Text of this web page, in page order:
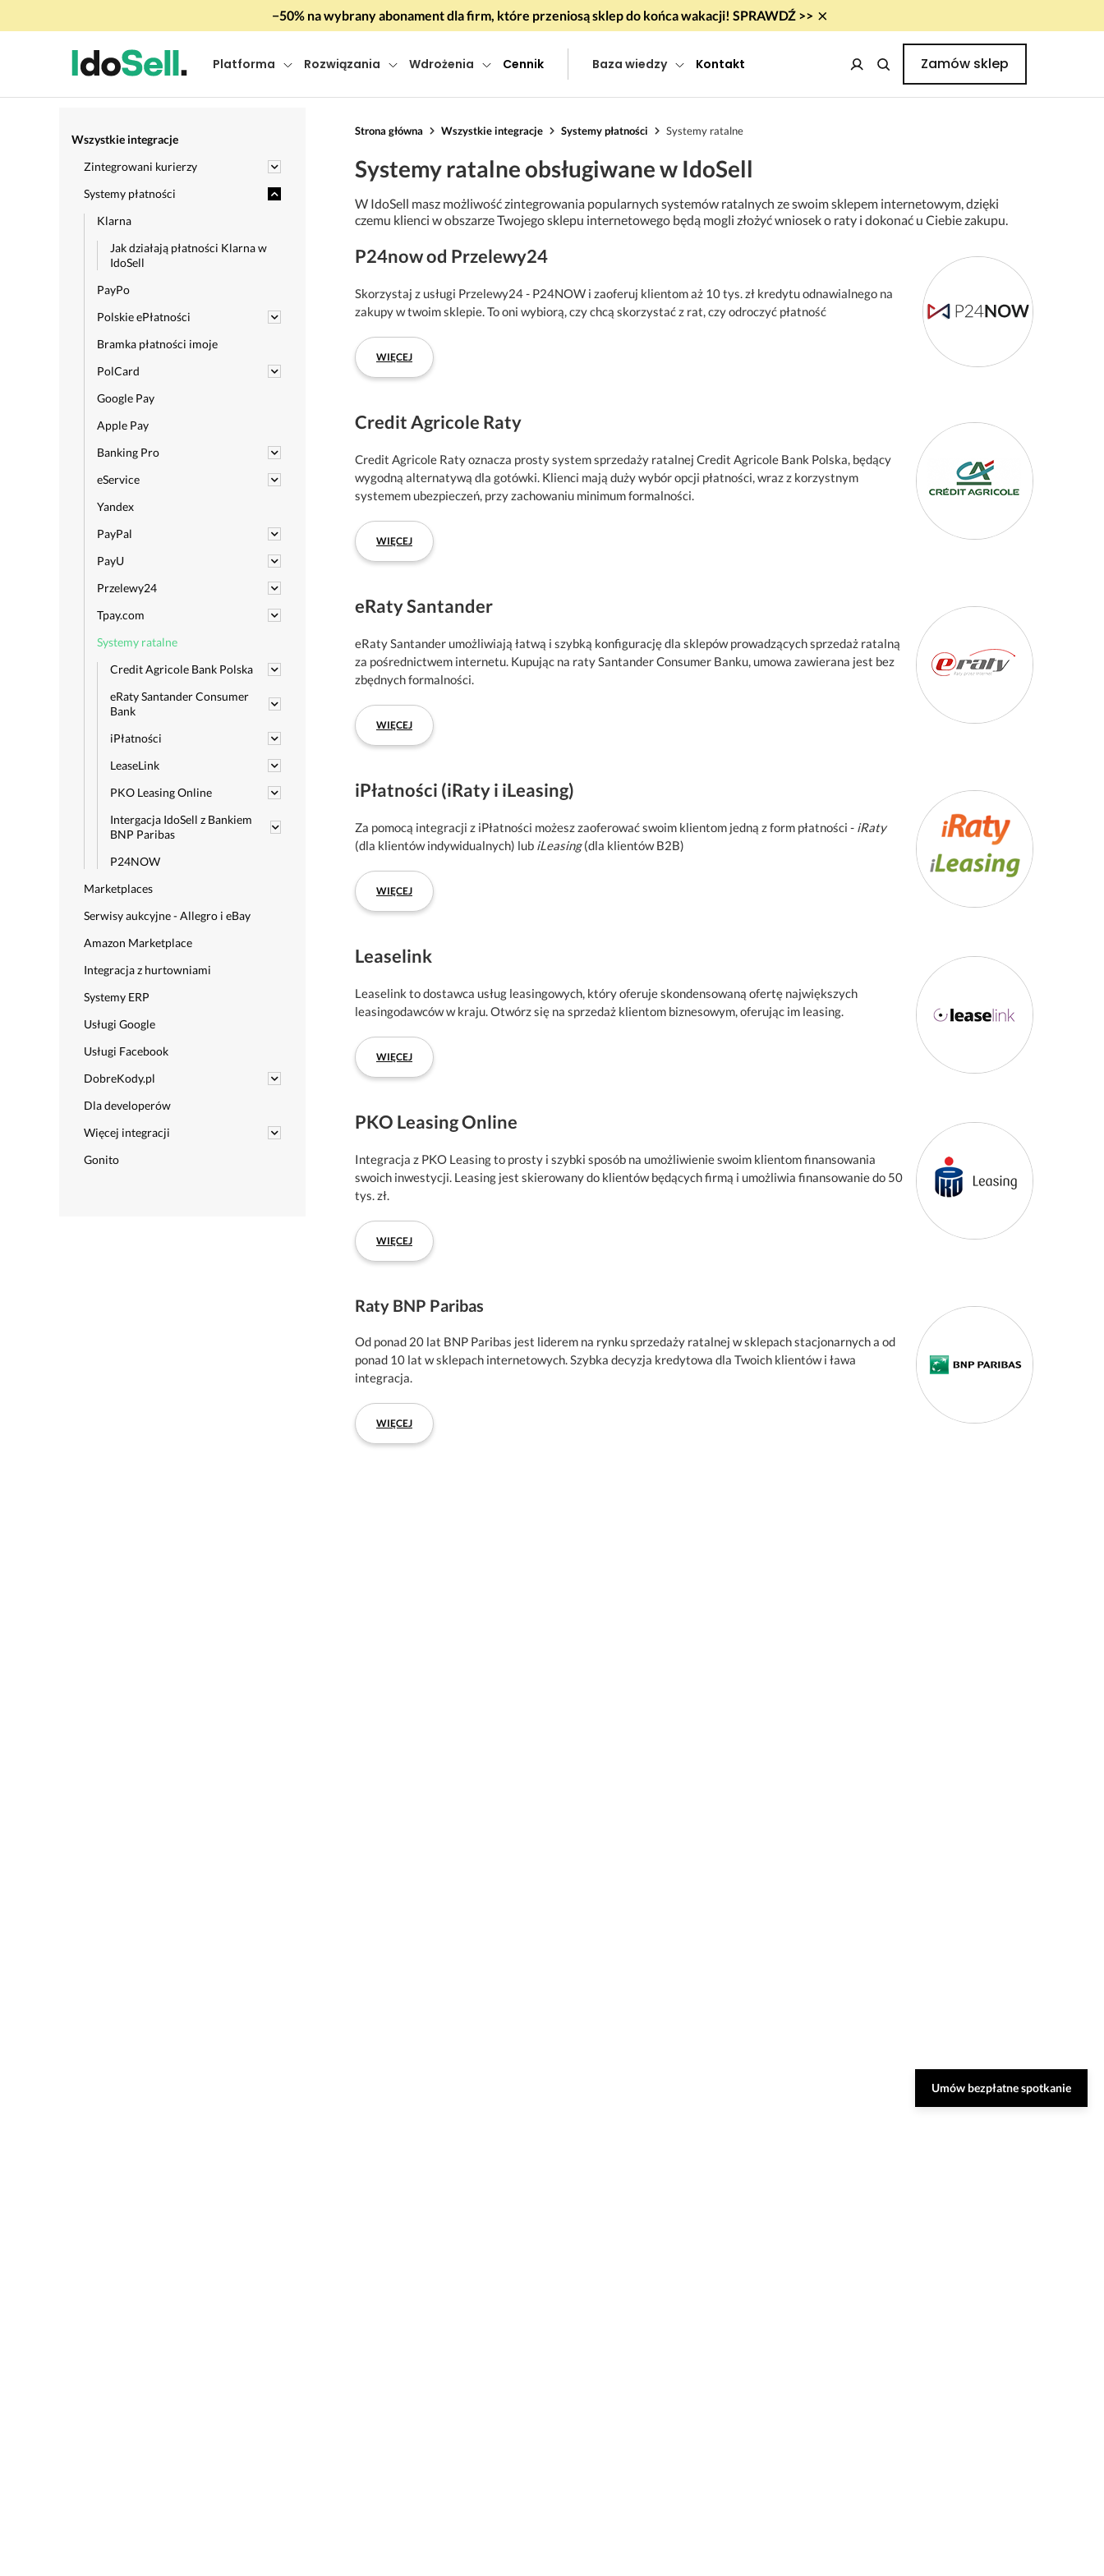
−50% na wybrany abonament dla firm, które przeniosą sklep do końca wakacji! SPRAWDŹ >> ×
Platforma Rozwiązania Wdrożenia Cennik Baza wiedzy Kontakt Zamów sklep
Wszystkie integracje
Zintegrowani kurierzy
Systemy płatności
Klarna
Jak działają płatności Klarna w
IdoSell
PayPo
Polskie ePłatności
Bramka płatności imoje
PolCard
Google Pay
Apple Pay
Banking Pro
eService
Yandex
PayPal
PayU
Przelewy24
Tpay.com
Systemy ratalne
Credit Agricole Bank Polska
eRaty Santander Consumer
Bank
iPłatności
LeaseLink
PKO Leasing Online
Intergacja IdoSell z Bankiem
BNP Paribas
P24NOW
Marketplaces
Serwisy aukcyjne - Allegro i eBay
Amazon Marketplace
Integracja z hurtowniami
Systemy ERP
Usługi Google
Usługi Facebook
DobreKody.pl
Dla developerów
Więcej integracji
Gonito
Strona główna Wszystkie integracje Systemy płatności Systemy ratalne
Systemy ratalne obsługiwane w IdoSell
W IdoSell masz możliwość zintegrowania popularnych systemów ratalnych ze swoim sklepem internetowym, dzięki
czemu klienci w obszarze Twojego sklepu internetowego będą mogli złożyć wniosek o raty i dokonać u Ciebie zakupu.
P24now od Przelewy24
Skorzystaj z usługi Przelewy24 - P24NOW i zaoferuj klientom aż 10 tys. zł kredytu odnawialnego na
zakupy w twoim sklepie. To oni wybiorą, czy chcą skorzystać z rat, czy odroczyć płatność
WIĘCEJ
Credit Agricole Raty
Credit Agricole Raty oznacza prosty system sprzedaży ratalnej Credit Agricole Bank Polska, będący
wygodną alternatywą dla gotówki. Klienci mają duży wybór opcji płatności, wraz z korzystnym
systemem ubezpieczeń, przy zachowaniu minimum formalności.
WIĘCEJ
eRaty Santander
eRaty Santander umożliwiają łatwą i szybką konfigurację dla sklepów prowadzących sprzedaż ratalną
za pośrednictwem internetu. Kupując na raty Santander Consumer Banku, umowa zawierana jest bez
zbędnych formalności.
WIĘCEJ
iPłatności (iRaty i iLeasing)
Za pomocą integracji z iPłatności możesz zaoferować swoim klientom jedną z form płatności - iRaty
(dla klientów indywidualnych) lub iLeasing(dla klientów B2B)
WIĘCEJ
Leaselink
Leaselink to dostawca usług leasingowych, który oferuje skondensowaną ofertę największych
leasingodawców w kraju. Otwórz się na sprzedaż klientom biznesowym, oferując im leasing.
WIĘCEJ
PKO Leasing Online
Integracja z PKO Leasing to prosty i szybki sposób na umożliwienie swoim klientom finansowania
swoich inwestycji. Leasing jest skierowany do klientów będących firmą i umożliwia finansowanie do 50
tys. zł.
WIĘCEJ
Raty BNP Paribas
Od ponad 20 lat BNP Paribas jest liderem na rynku sprzedaży ratalnej w sklepach stacjonarnych a od
ponad 10 lat w sklepach internetowych. Szybka decyzja kredytowa dla Twoich klientów i ława
integracja.
WIĘCEJ
Umów bezpłatne spotkanie